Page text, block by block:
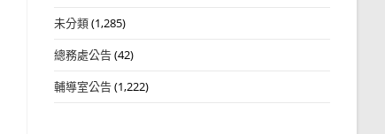
未分類(1,285)
總務處公告(42)
輔導室公告(1,222)